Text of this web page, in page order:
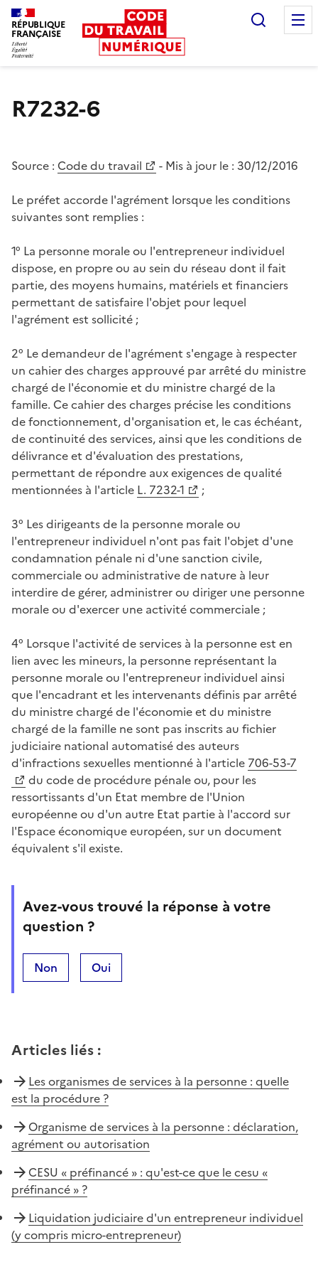
RÉPUBLIQUE
FRANÇAISE
R7232-6
Source : Code du travail - Mis à jour le : 30/12/2016
Le préfet accorde l'agrément lorsque les conditions
suivantes sont remplies :
1° La personne morale ou l'entrepreneur individuel
dispose, en propre ou au sein du réseau dont il fait
partie, des moyens humains, matériels et financiers
permettant de satisfaire l'objet pour lequel
l'agrément est sollicité ;
2° Le demandeur de l'agrément s'engage à respecter
un cahier des charges approuvé par arrêté du ministre
chargé de l'économie et du ministre chargé de la
famille. Ce cahier des charges précise les conditions
de fonctionnement, d'organisation et, le cas échéant,
de continuité des services, ainsi que les conditions de
délivrance et d'évaluation des prestations,
permettant de répondre aux exigences de qualité
mentionnées à l'article L. 7232-1
;
3° Les dirigeants de la personne morale ou
l'entrepreneur individuel n'ont pas fait l'objet d'une
condamnation pénale ni d'une sanction civile,
commerciale ou administrative de nature à leur
interdire de gérer, administrer ou diriger une personne
morale ou d'exercer une activité commerciale ;
4° Lorsque l'activité de services à la personne est en
lien avec les mineurs, la personne représentant la
personne morale ou l'entrepreneur individuel ainsi
que l'encadrant et les intervenants définis par arrêté
du ministre chargé de l'économie et du ministre
chargé de la famille ne sont pas inscrits au fichier
judiciaire national automatisé des auteurs
d'infractions sexuelles mentionné à l'article 706-53-7
du code de procédure pénale ou, pour les
ressortissants d'un Etat membre de l'Union
européenne ou d'un autre Etat partie à l'accord sur
l'Espace économique européen, sur un document
équivalent s'il existe.
Avez-vous trouvé la réponse à votre
question ?
Non Oui
Articles liés :
Les organismes de services à la personne : quelle
est la procédure ?
Organisme de services à la personne : déclaration,
agrément ou autorisation
CESU « préfinancé » : qu'est-ce que le cesu «
préfinancé » ?
Liquidation judiciaire d'un entrepreneur individuel
(y compris micro-entrepreneur)